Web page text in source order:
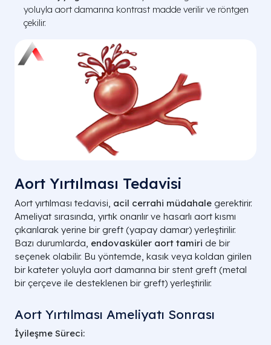
yoluyla aort damarına kontrast madde verilir ve röntgen
çekilir.
Aort Yırtılması Tedavisi
Aort yırtılması tedavisi, acil cerrahi müdahale gerektirir.
Ameliyat sırasında, yırtık onarılır ve hasarlı aort kısmı
çıkarılarak yerine bir greft (yapay damar) yerleştirilir.
Bazı durumlarda, endovasküler aort tamiri de bir
seçenek olabilir. Bu yöntemde, kasık veya koldan girilen
bir kateter yoluyla aort damarına bir stent greft (metal
bir çerçeve ile desteklenen bir greft) yerleştirilir.
Aort Yırtılması Ameliyatı Sonrası
İyileşme Süreci: